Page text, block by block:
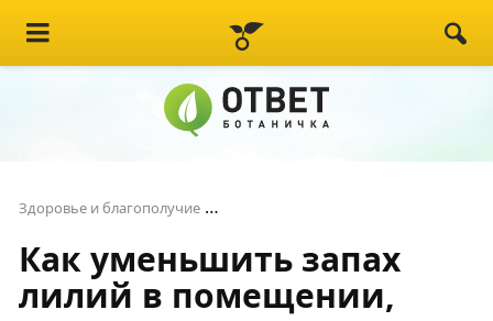
Здоровье и благополучие
Как уменьшить запах
лилий в помещении,